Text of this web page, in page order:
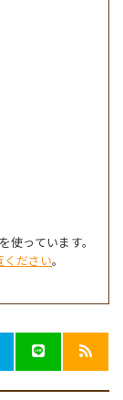
使っています。
ください。